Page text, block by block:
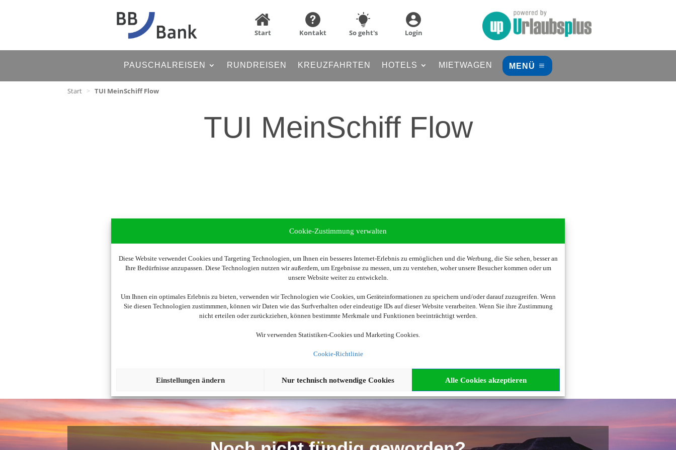
Cookie-Zustimmung verwalten
Diese Website verwendet Cookies und Targeting Technologien, um Ihnen ein besseres Internet-Erlebnis zu ermöglichen und die Werbung, die Sie sehen, besser an
Ihre Bedürfnisse anzupassen. Diese Technologien nutzen wir außerdem, um Ergebnisse zu messen, um zu verstehen, woher unsere Besucher kommen oder um
unsere Website weiter zu entwickeln.
Um Ihnen ein optimales Erlebnis zu bieten, verwenden wir Technologien wie Cookies, um Geräteinformationen zu speichern und/oder darauf zuzugreifen. Wenn
Sie diesen Technologien zustimmmen, können wir Daten wie das Surfverhalten oder eindeutige IDs auf dieser Website verarbeiten. Wenn Sie ihre Zustimmung
nicht erteilen oder zurückziehen, können bestimmte Merkmale und Funktionen beeinträchtigt werden.
Wir verwenden Statistiken-Cookies und Marketing Cookies.
Cookie-Richtlinie
Alle Cookies akzeptieren
Nur technisch notwendige Cookies
Einstellungen ändern
Start Kontakt So geht's Login
PAUSCHALREISEN RUNDREISEN KREUZFAHRTEN HOTELS MIETWAGEN MENÜ
Start > TUI MeinSchiff Flow
TUI MeinSchiff Flow
Wir brauchen Ihre Einwilligung
Um diesen Inhalt darzustellen, aktivieren Sie bitte die Cookies. Es werden ggf. personenbezogene Daten verarbeitet.